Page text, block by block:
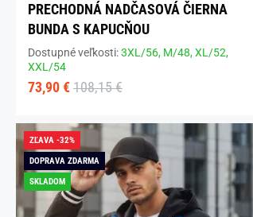
PRECHODNÁ NADČASOVÁ ČIERNA
BUNDA S KAPUCŇOU
Dostupné veľkosti:3XL/56, M/48,XL/52,
XXL/54
73,90 € 108,15 €
ZĽAVA -32%
DOPRAVA ZDARMA
SKLADOM